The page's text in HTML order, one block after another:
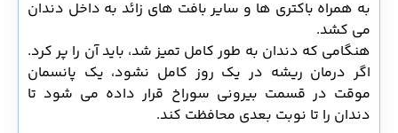
به همراه باکتری ها و سایر بافت های زائد به داخل دندان
می کشد.
هنگامی که دندان به طور کامل تمیز شد، باید آن را پر کرد.
اگر درمان ریشه در یک روز کامل نشود، یک پانسمان
موقت در قسمت بیرونی سوراخ قرار داده می شود تا
دندان را تا نوبت بعدی محافظت کند.